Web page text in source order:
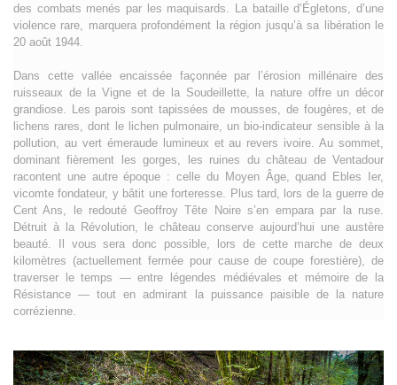
des combats menés par les maquisards. La bataille d’Égletons, d’une
violence rare, marquera profondément la région jusqu’à sa libération le
20 août 1944.
Dans cette vallée encaissée façonnée par l’érosion millénaire des
ruisseaux de la Vigne et de la Soudeillette, la nature offre un décor
grandiose. Les parois sont tapissées de mousses, de fougères, et de
lichens rares, dont le lichen pulmonaire, un bio-indicateur sensible à la
pollution, au vert émeraude lumineux et au revers ivoire. Au sommet,
dominant fièrement les gorges, les ruines du château de Ventadour
racontent une autre époque : celle du Moyen Âge, quand Ebles Ier,
vicomte fondateur, y bâtit une forteresse. Plus tard, lors de la guerre de
Cent Ans, le redouté Geoffroy Tête Noire s’en empara par la ruse.
Détruit à la Révolution, le château conserve aujourd’hui une austère
beauté. Il vous sera donc possible, lors de cette marche de deux
kilomètres (actuellement fermée pour cause de coupe forestière), de
traverser le temps — entre légendes médiévales et mémoire de la
Résistance — tout en admirant la puissance paisible de la nature
corrézienne.